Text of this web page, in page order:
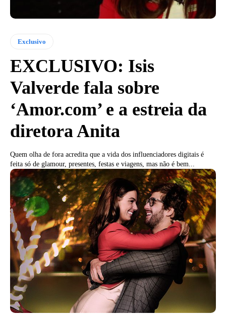
Exclusivo
EXCLUSIVO: Isis
Valverde fala sobre
‘Amor.com’ e a estreia da
diretora Anita
Quem olha de fora acredita que a vida dos influenciadores digitais é
feita só de glamour, presentes, festas e viagens, mas não é bem...